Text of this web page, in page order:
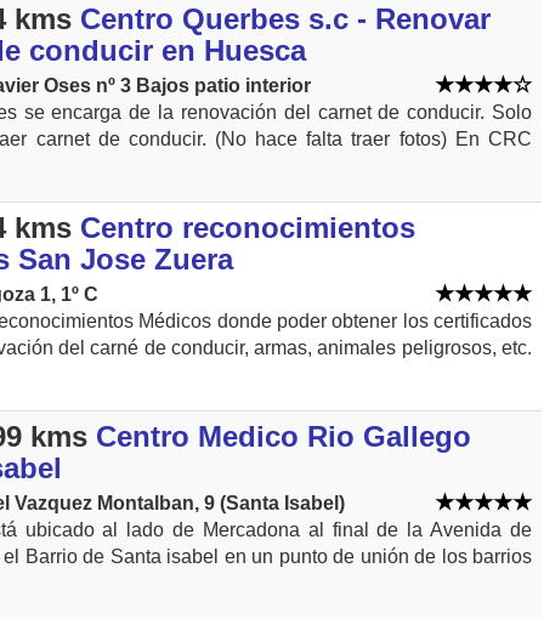
kms Centro Querbes s.c - Renovar
conducir en Huesca
Oses nº 3 Bajos patio interior
se encarga de la renovación del carnet de conducir. Solo
carnet de conducir. (No hace falta traer fotos) En CRC
kms Centro reconocimientos
San Jose Zuera
1, 1º C
Médicos donde poder obtener los certificados
del carné de conducir, armas, animales peligrosos, etc.
kms Centro Medico Rio Gallego
Vazquez Montalban, 9 (Santa Isabel)
ubicado al lado de Mercadona al final de la Avenida de
Barrio de Santa isabel en un punto de unión de los barrios